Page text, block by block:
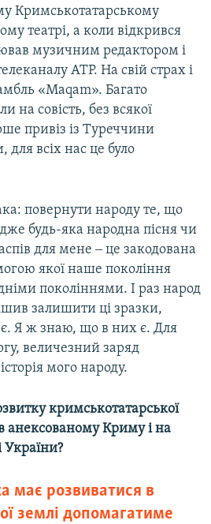
Кримськотатарському
театрі, а коли відкрився
музичним редактором і
АТР. На свій страх і
«Maqam». Багато
на совість, без всякої
привіз із Туреччини
для всіх нас це було
повернути народу те, що
будь-яка народна пісня чи
для мене ‒ це закодована
якої наше покоління
поколіннями. І раз народ
залишити ці зразки,
Я ж знаю, що в них є. Для
величезний заряд
мого народу.
кримськотатарської
анексованому Криму і на
України?
має розвиватися в
землі допомагатиме